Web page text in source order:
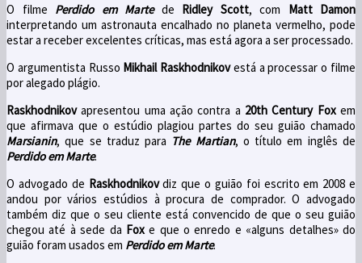
O filme Perdido em Martede Ridley Scott, com Matt Damon
interpretando um astronauta encalhado no planeta vermelho, pode
estar a receber excelentes críticas, mas está agora a ser processado.
O argumentista Russo Mikhail Raskhodnikovestá a processar o filme
por alegado plágio.
Raskhodnikovapresentou uma ação contra a 20th Century Foxem
que afirmava que o estúdio plagiou partes do seu guião chamado
Marsianin, que se traduz para The Martian, o título em inglês de
Perdido em Marte.
O advogado de Raskhodnikovdiz que o guião foi escrito em 2008 e
andou por vários estúdios à procura de comprador. O advogado
também diz que o seu cliente está convencido de que o seu guião
chegou até à sede da Foxe que o enredo e «alguns detalhes» do
guião foram usados em Perdido em Marte.